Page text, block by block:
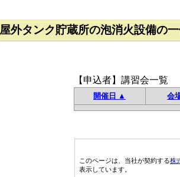
屋外タンク貯蔵所の泡消火設備の
【申込者】講習会一覧
開催日 ▲ 会
このページは、当社が契約する株
表示しています。